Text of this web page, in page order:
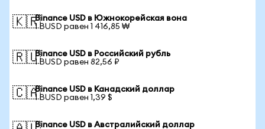
🇰🇷Binance USD в Южнокорейская вона
1 BUSD равен 1 416,85 ₩
🇷🇺Binance USD в Российский рубль
1 BUSD равен 82,56 ₽
🇨🇦Binance USD в Канадский доллар
1 BUSD равен 1,39 $
Binance USD в Австралийский доллар